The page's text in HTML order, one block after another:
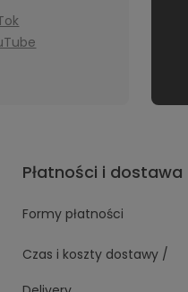
Płatności i dostawa
Formy płatności
Czas i koszty dostawy /